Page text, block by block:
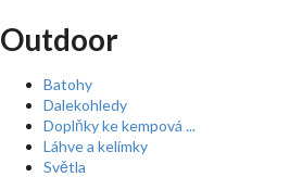
Outdoor
Batohy
Dalekohledy
Doplňky ke kempová ...
Láhve a kelímky
Světla